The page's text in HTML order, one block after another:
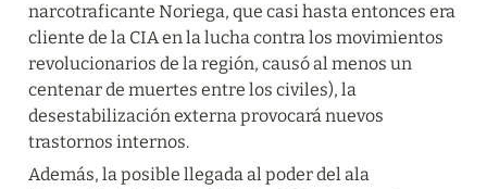
narcotraficante Noriega, que casi hasta entonces era
cliente de la CIA en la lucha contra los movimientos
revolucionarios de la región, causó al menos un
centenar de muertes entre los civiles), la
desestabilización externa provocará nuevos
trastornos internos.
Además, la posible llegada al poder del ala